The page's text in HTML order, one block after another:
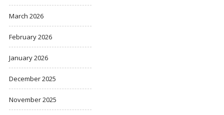
March 2026
February 2026
January 2026
December 2025
November 2025